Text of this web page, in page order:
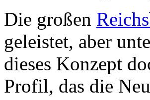
Die großen
geleistet, aber
dieses Konzept
Profil, das die